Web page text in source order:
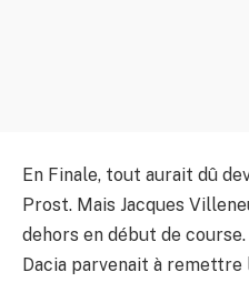
En Finale, tout aurait dû
Prost. Mais Jacques
dehors en début de course.
Dacia parvenait à